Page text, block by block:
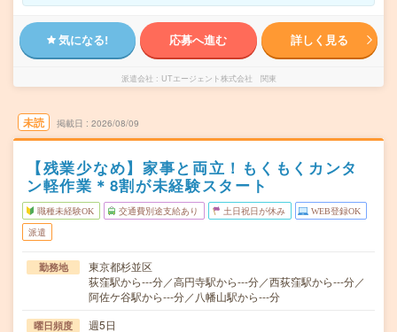
気になる! 応募へ進む 詳しく見る
派遣会社 UTエージェント株式会社 関東
未読 掲載日 2026/08/09
【残業少なめ】家事と両立！もくもくカンタ
ン軽作業＊8割が未経験スタート
職種未経験OK 交通費別途支給あり 土日祝日が休み WEB登録OK
派遣
勤務地
東京都杉並区
荻窪駅から---分／高円寺駅から---分／西荻窪駅から---分／
阿佐ケ谷駅から---分／八幡山駅から---分
曜日頻度 週5日